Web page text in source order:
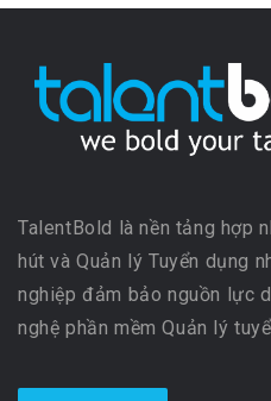
TalentBold là nền tảng hợp
hút và Quản lý Tuyển dụng
nghiệp đảm bảo nguồn lực
nghệ phần mềm Quản lý